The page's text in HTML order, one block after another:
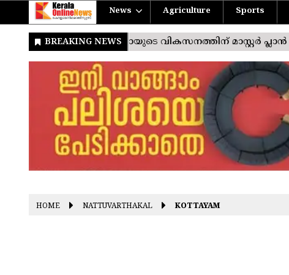
News Agriculture Sports
HOME NATTUVARTHAKAL KOTTAYAM